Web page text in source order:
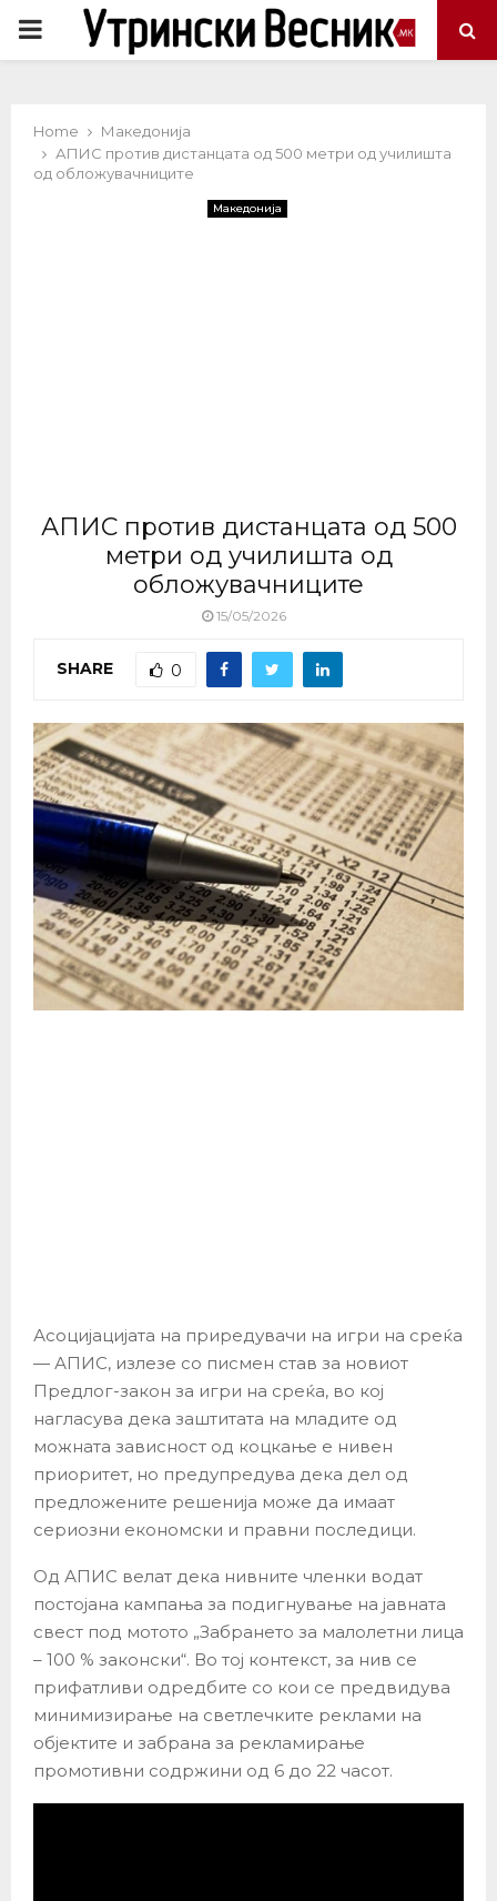
PRIMARY
Home
Македонија
АПИС против дистанцата од 500 метри од училишта
од обложувачниците
Македонија
АПИС против дистанцата од 500
метри од училишта од
обложувачниците
15/05/2026
SHARE 0
Асоцијацијата на приредувачи на игри на среќа
— АПИС, излезе со писмен став за новиот
Предлог-закон за игри на среќа, во кој
нагласува дека заштитата на младите од
можната зависност од коцкање е нивен
приоритет, но предупредува дека дел од
предложените решенија може да имаат
сериозни економски и правни последици.
Од АПИС велат дека нивните членки водат
постојана кампања за подигнување на јавната
свест под мотото „Забрането за малолетни лица
– 100 % законски“. Во тој контекст, за нив се
прифатливи одредбите со кои се предвидува
минимизирање на светлечките реклами на
објектите и забрана за рекламирање
промотивни содржини од 6 до 22 часот.